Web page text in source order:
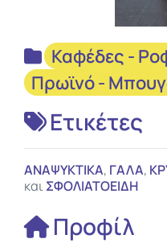
Καφέδες -
Πρωϊνό -
Ετικέτες
ΑΝΑΨΥΚΤΙΚΑ, ΓΑΛΑ,
και ΣΦΟΛΙΑΤΟΕΙΔΗ
Προφίλ